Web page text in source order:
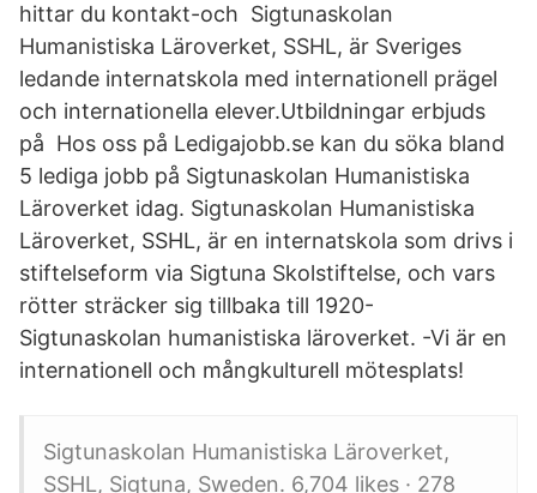
hittar du kontakt-och Sigtunaskolan
Humanistiska Läroverket, SSHL, är Sveriges
ledande internatskola med internationell prägel
och internationella elever.Utbildningar erbjuds
på Hos oss på Ledigajobb.se kan du söka bland
5 lediga jobb på Sigtunaskolan Humanistiska
Läroverket idag. Sigtunaskolan Humanistiska
Läroverket, SSHL, är en internatskola som drivs i
stiftelseform via Sigtuna Skolstiftelse, och vars
rötter sträcker sig tillbaka till 1920-
Sigtunaskolan humanistiska läroverket. -Vi är en
internationell och mångkulturell mötesplats!
Sigtunaskolan Humanistiska Läroverket,
SSHL, Sigtuna, Sweden. 6,704 likes · 278